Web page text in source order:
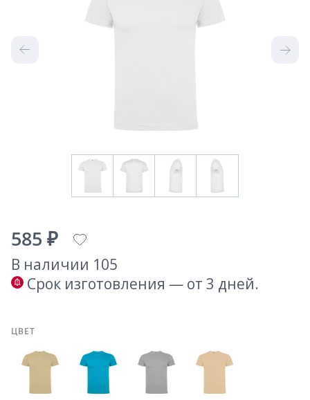
585 ₽
В наличии 105
Срок изготовления — от 3 дней.
ЦВЕТ